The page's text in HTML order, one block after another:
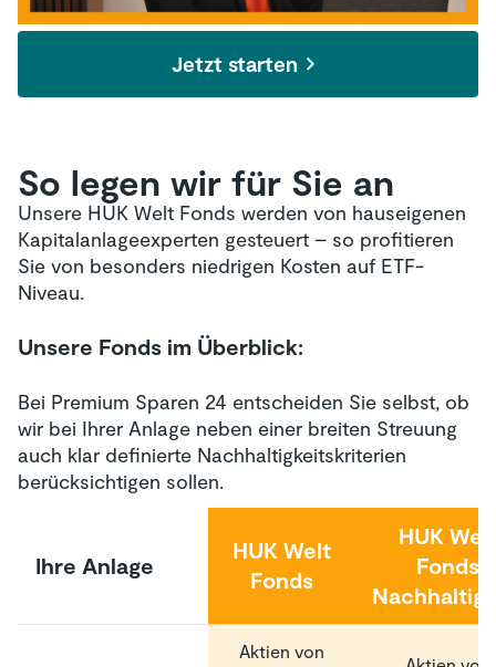
Jetzt starten
So legen wir für Sie an
Unsere HUK Welt Fonds werden von hauseigenen
Kapitalanlageexperten gesteuert – so profitieren
Sie von besonders niedrigen Kosten auf ETF-
Niveau.
Unsere Fonds im Überblick:
Bei Premium Sparen 24 entscheiden Sie selbst, ob
wir bei Ihrer Anlage neben einer breiten Streuung
auch klar definierte Nachhaltigkeitskriterien
berücksichtigen sollen.
Ihre Anlage
HUK Welt
Fonds
HUK Welt
Fonds
Aktien von